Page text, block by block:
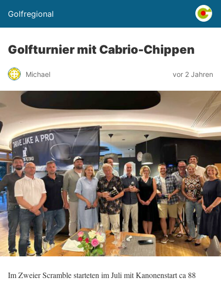
Golfregional
Golfturnier mit Cabrio-Chippen
Michael vor 2 Jahren
Im Zweier Scramble starteten im Juli mit Kanonenstart ca 88